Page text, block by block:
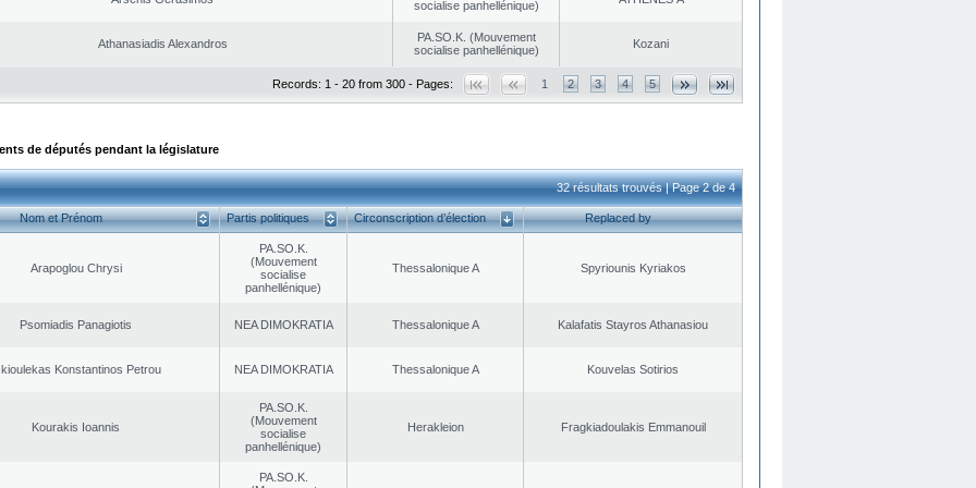
socialise panhellénique)
Athanasiadis Alexandros
PA.SO.K. (Mouvement
socialise panhellénique)
Kozani
Records: 1 - 20 from 300 - Pages: 1 2 3 4 5
de députés pendant la législature
32 résultats trouvés | Page 2 de 4
Nom et Prénom Partis politiques Circonscription d’élection Replaced by
Arapoglou Chrysi
PA.SO.K.
(Mouvement
socialise
panhellénique)
Thessalonique A Spyriounis Kyriakos
Psomiadis Panagiotis NEA DΙMOKRATIA Thessalonique A Kalafatis Stayros Athanasiou
Konstantinos Petrou NEA DΙMOKRATIA Thessalonique A Kouvelas Sotirios
Kourakis Ioannis
PA.SO.K.
(Mouvement
socialise
panhellénique)
Herakleion Fragkiadoulakis Emmanouil
PA.SO.K.